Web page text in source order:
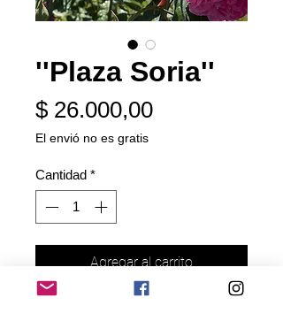
''Plaza Soria''
$ 26.000,00Precio
El envió no es gratis
Cantidad *
Agregar al carrito